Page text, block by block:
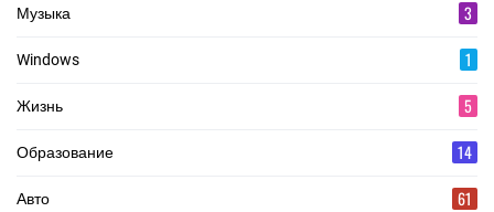
Музыка 3
Windows 1
Жизнь 5
Образование 14
Авто 61